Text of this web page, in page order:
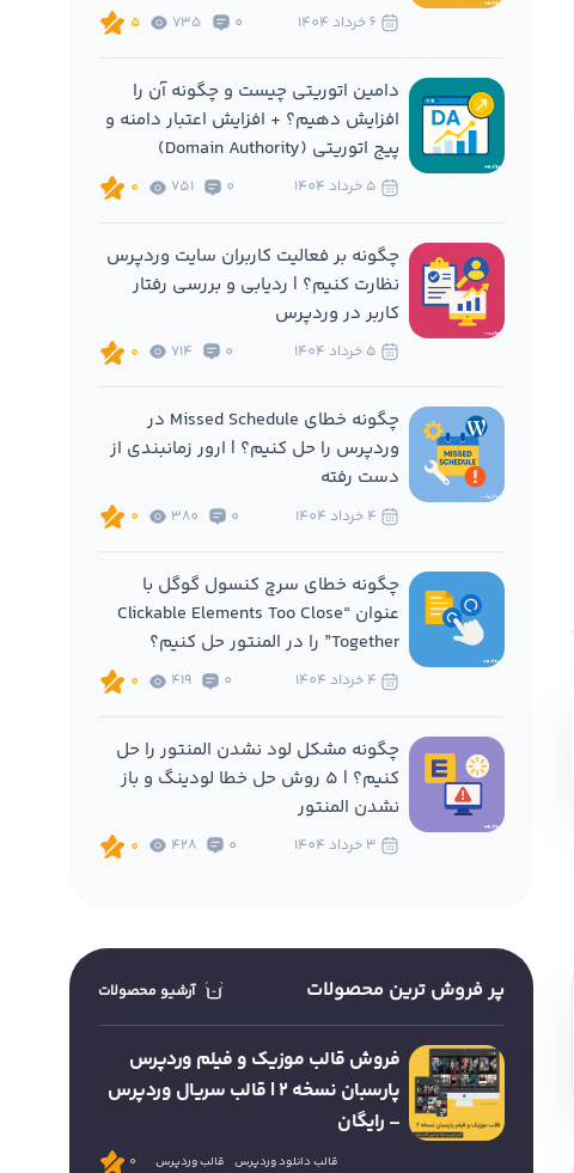
0
735
5
دامین اتوریتی چیست و چگونه آن را
افزایش دهیم؟ + افزایش اعتبار دامنه و
پیج اتوریتی (Domain Authority)
0
751
0
چگونه بر فعالیت کاربران سایت وردپرس
نظارت کنیم؟ | ردیابی و بررسی رفتار
کاربر در وردپرس
0
714
0
چگونه خطای Missed Schedule در
وردپرس را حل کنیم؟ | ارور زمانبندی از
دست رفته
0
380
0
چگونه خطای سرچ کنسول گوگل با
عنوان “Clickable Elements Too Close
Together” را در المنتور حل کنیم؟
0
419
0
چگونه مشکل لود نشدن المنتور را حل
کنیم؟ | 5 روش حل خطا لودینگ و باز
نشدن المنتور
0
428
0
پر فروش ترین محصولات آرشیو محصولات
فروش قالب موزیک و فیلم وردپرس
پارسبان نسخه 2 | قالب سریال وردپرس
– رایگان
قالب دانلود وردپرس قالب وردپرس 0